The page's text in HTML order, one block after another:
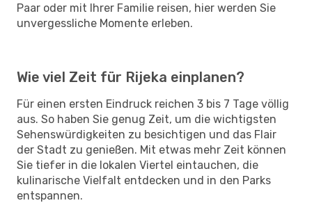
Paar oder mit Ihrer Familie reisen, hier werden Sie
unvergessliche Momente erleben.
Wie viel Zeit für Rijeka einplanen?
Für einen ersten Eindruck reichen 3 bis 7 Tage völlig
aus. So haben Sie genug Zeit, um die wichtigsten
Sehenswürdigkeiten zu besichtigen und das Flair
der Stadt zu genießen. Mit etwas mehr Zeit können
Sie tiefer in die lokalen Viertel eintauchen, die
kulinarische Vielfalt entdecken und in den Parks
entspannen.